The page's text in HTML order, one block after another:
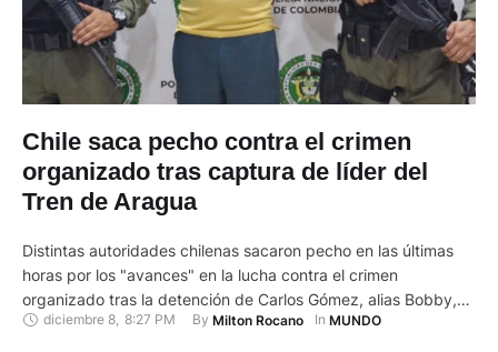
Chile saca pecho contra el crimen
organizado tras captura de líder del
Tren de Aragua
Distintas autoridades chilenas sacaron pecho en las últimas
horas por los "avances" en la lucha contra el crimen
organizado tras la detención de Carlos Gómez, alias Bobby,
uno de los líderes de la banda criminal Tren de Aragua, una de
diciembre 8, 8:27 PM By Milton Rocano In MUNDO